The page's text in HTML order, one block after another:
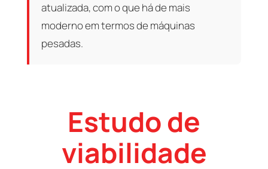
atualizada, com o que há de mais
moderno em termos de máquinas
pesadas.
Estudo de
viabilidade